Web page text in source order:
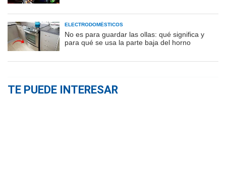
ELECTRODOMÉSTICOS
No es para guardar las ollas: qué significa y
para qué se usa la parte baja del horno
TE PUEDE INTERESAR